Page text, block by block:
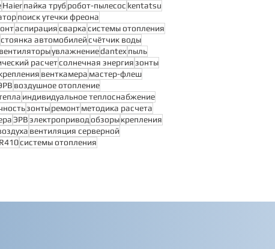
Haierпайка трубробот-пылесос kentatsu
поиск утечки фреона
аспирациясваркасистемы отопления
стоянка автомобилейсчётчик воды
вентиляторыувлажнениеdantexпыль
расчетсолнечная энергиязонты
венткамера мастер-флеш
воздушное отопление
индивидуальное теплоснабжение
зонтыремонтметодика расчета
ЭРВэлектроприводобзорыкрепления
вентиляция серверной
R410системы отопления